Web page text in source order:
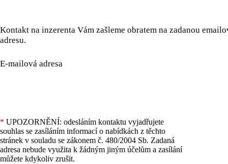
Kontakt na inzerenta Vám zašleme obratem na zadanou
adresu.
E-mailová adresa
* UPOZORNĚNÍ: odesláním kontaktu vyjadřujete
souhlas se zasíláním informací o nabídkách z těchto
stránek v souladu se zákonem č. 480/2004 Sb. Zadaná
adresa nebude využita k žádným jiným účelům a zasílání
můžete kdykoliv zrušit.